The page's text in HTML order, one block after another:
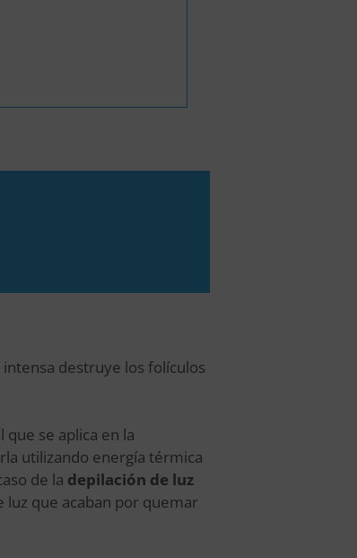
intensa destruye los folículos
que se aplica en la
utilizando energía térmica
de la depilación de luz
luz que acaban por quemar